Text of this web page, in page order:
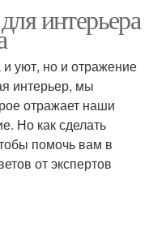
интерьера
и уют, но и отражение
интерьер, мы
отражает наши
Но как сделать
помочь вам в
от экспертов